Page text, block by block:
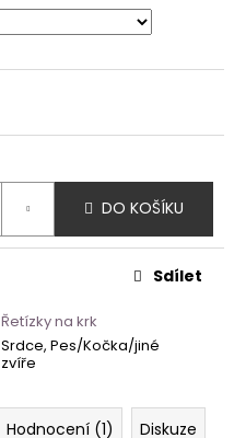
DO KOŠÍKU
Řetízky na krk
Srdce, Pes/Kočka/jiné
zvíře
Sdílet
Hodnocení (1) Diskuze